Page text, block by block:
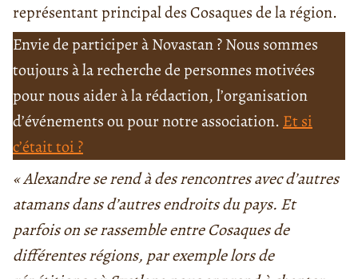
représentant principal des Cosaques de la région.
Envie de participer à Novastan ? Nous sommes
toujours à la recherche de personnes motivées
pour nous aider à la rédaction, l’organisation
d’événements ou pour notre association. Et si
c’était toi ?
« Alexandre se rend à des rencontres avec d’autres
atamans dans d’autres endroits du pays. Et
parfois on se rassemble entre Cosaques de
différentes régions, par exemple lors de